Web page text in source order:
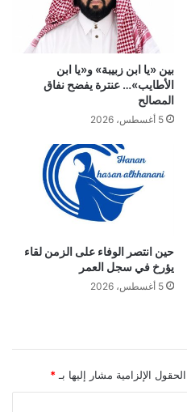
بين «يا ابن زبيبة» و«يا ابن
الأطايب»… عنترة يفضح نفاق
المصالح
5 أغسطس، 2026
حين انتصر الوفاء على الزمن لقاء
يؤرخ في سجل العمر
5 أغسطس، 2026
الحقول الإلزامية مشار إليها بـ*